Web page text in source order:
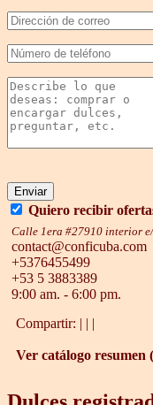
Enviar
Quiero recibir
Calle 1era #27910 interior
contact@conficuba.com
+5376455499
+53 5 3883389
9:00 am. - 6:00 pm.
Compartir: | | |
Ver catálogo resumen